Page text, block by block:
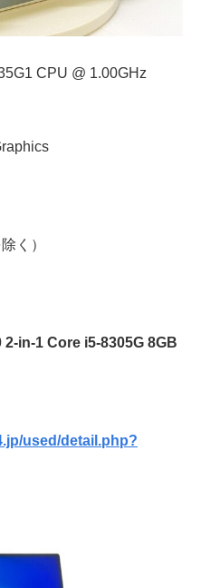
CPU @ 1.00GHz
く）
in-1 Core i5-8305G 8GB
used/detail.php?